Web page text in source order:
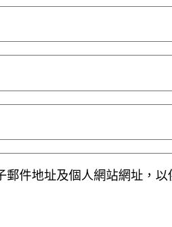
郵件地址及個人網站網址，以